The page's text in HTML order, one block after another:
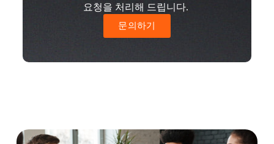
요청을 처리해 드립니다.
문의하기